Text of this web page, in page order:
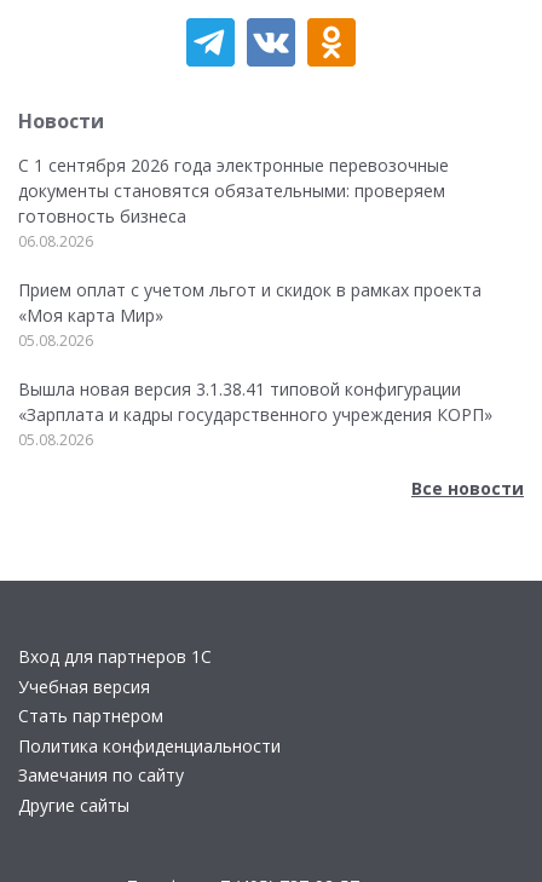
Новости
С 1 сентября 2026 года электронные перевозочные
документы становятся обязательными: проверяем
готовность бизнеса
06.08.2026
Прием оплат с учетом льгот и скидок в рамках проекта
«Моя карта Мир»
05.08.2026
Вышла новая версия 3.1.38.41 типовой конфигурации
«Зарплата и кадры государственного учреждения КОРП»
05.08.2026
Все новости
Вход для партнеров 1С
Учебная версия
Стать партнером
Политика конфиденциальности
Замечания по сайту
Другие сайты